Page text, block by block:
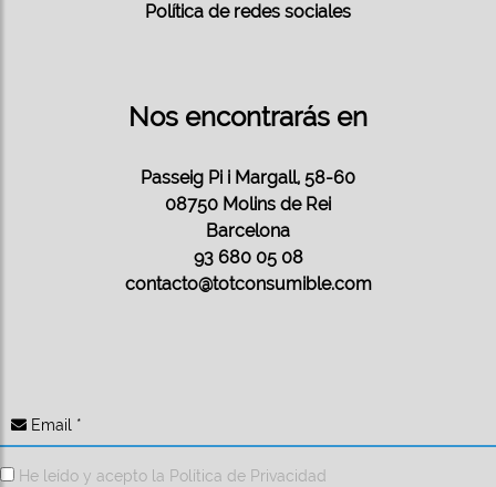
Política de redes sociales
Nos encontrarás en
Passeig Pi i Margall, 58-60
08750 Molins de Rei
Barcelona
93 680 05 08
contacto@totconsumible.com
Email *
He leído y acepto la Política de Privacidad